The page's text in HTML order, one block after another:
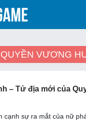
VƯƠNG
– Tử địa mới của
cạnh sự ra mắt của nữ